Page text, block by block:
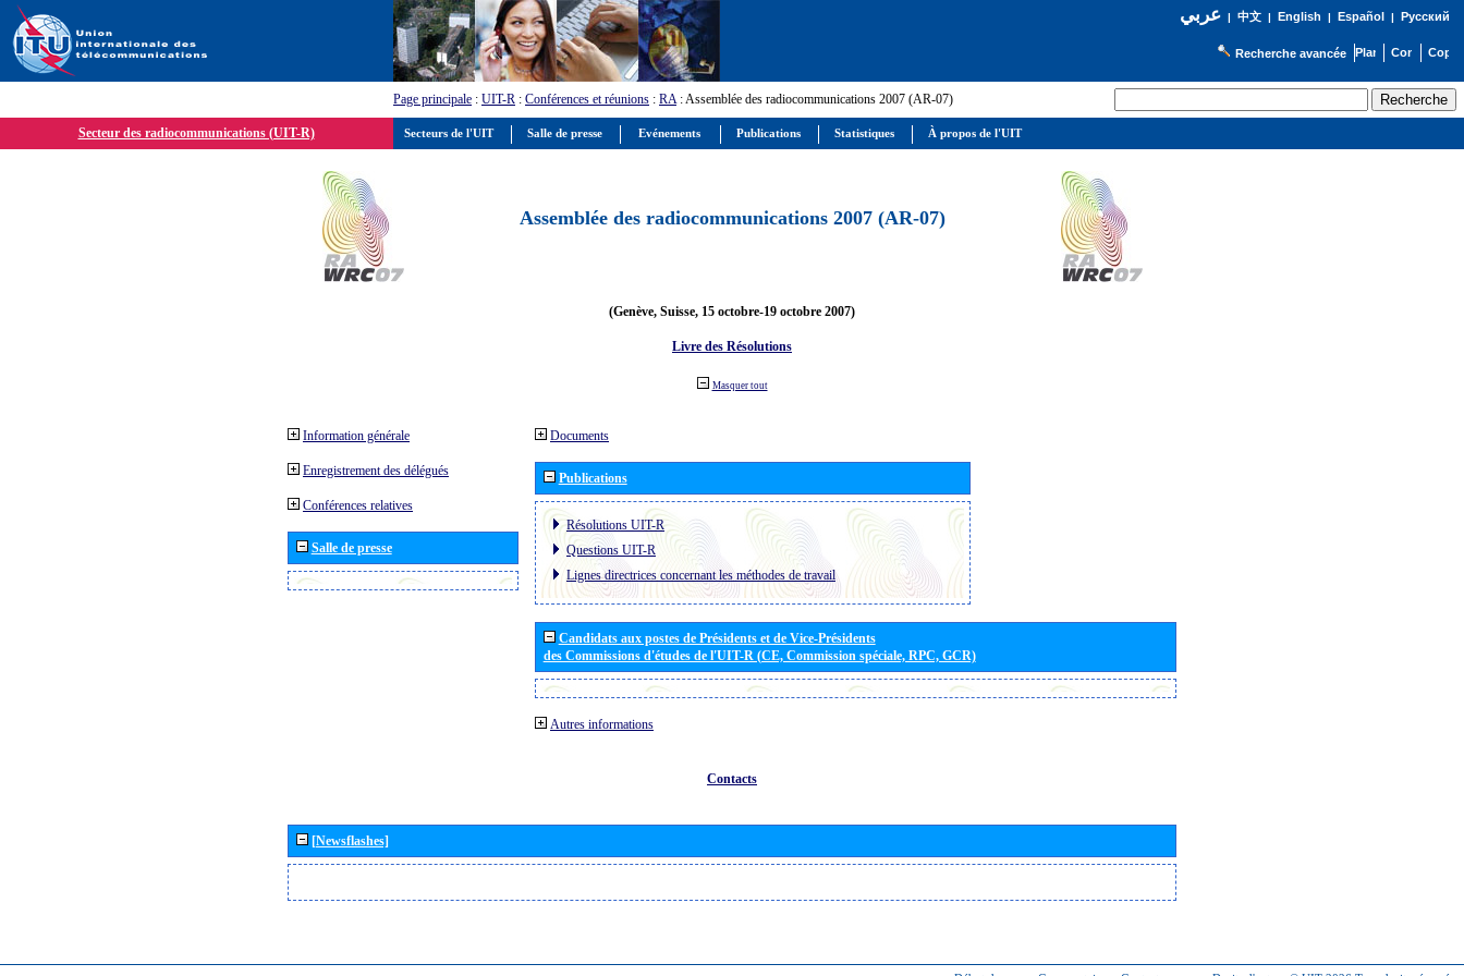
عربي| 中文| English | Español | Русский
Recherche avancée
Page principale : UIT-R : Conférences et réunions : RA: Assemblée des radiocommunications 2007 (AR-07)
Secteur des radiocommunications (UIT-R)
Assemblée des radiocommunications 2007 (AR-07)
(Genève, Suisse, 15 octobre-19 octobre 2007)
Livre des Résolutions
Masquer tout
Information générale
Enregistrement des délégués
Conférences relatives
Salle de presse
Documents
Publications
Résolutions UIT-R
Questions UIT-R
Lignes directrices concernant les méthodes de travail
Candidats aux postes de Présidents et de Vice-Présidents
des Commissions d'études de l'UIT-R (CE, Commission spéciale, RPC, GCR)
Autres informations
Contacts
[Newsflashes]
Secteurs de l'UIT Salle de presse Evénements Publications Statistiques À propos de l'UIT